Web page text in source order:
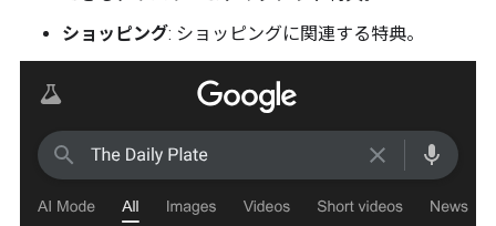
ショッピング: ショッピングに関連する特典。